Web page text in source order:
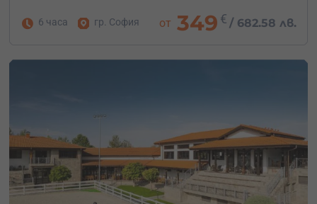
6 часа гр. София от 349 € / 682.58 лв.